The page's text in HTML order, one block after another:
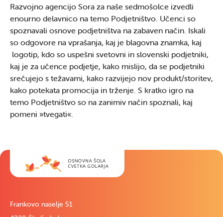
Razvojno agencijo Sora za naše sedmošolce izvedli
enourno delavnico na temo Podjetništvo. Učenci so
spoznavali osnove podjetništva na zabaven način. Iskali
so odgovore na vprašanja, kaj je blagovna znamka, kaj
logotip, kdo so uspešni svetovni in slovenski podjetniki,
kaj je za učence podjetje, kako mislijo, da se podjetniki
srečujejo s težavami, kako razvijejo nov produkt/storitev,
kako potekata promocija in trženje. S kratko igro na
temo Podjetništvo so na zanimiv način spoznali, kaj
pomeni »tvegati«.
Frankovo naselje 51